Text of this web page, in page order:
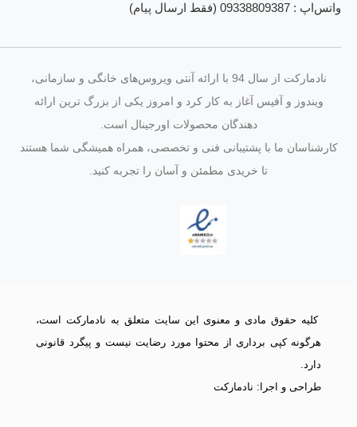
واتس‌اپ : 09338809387 (فقط ارسال پیام)
نادمارکت از سال 94 با ارائه آنتی‌ ویروس‌های خانگی و سازمانی،
ویندوز و آفیس آغاز به کار کرد و امروز یکی از بزرگ‌ ترین ارائه‌
دهندگان محصولات اورجینال است.
کارشناسان ما با پشتیبانی فنی و تخصصی، همراه همیشگی شما هستند
تا خریدی مطمئن و آسان را تجربه کنید.
کلیه حقوق مادی و معنوی این سایت متعلق به نادمارکت است،
هرگونه کپی برداری از محتوا مورد رضایت نیست و پیگرد قانونی
دارد.
طراحی و اجرا: نادمارکت